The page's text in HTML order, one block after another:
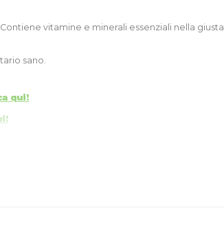
vitamine e minerali essenziali nella giusta
sano.
qui!